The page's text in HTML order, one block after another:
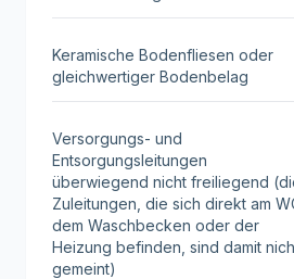
Keramische Bodenfliesen oder
gleichwertiger Bodenbelag
Versorgungs- und
Entsorgungsleitungen
überwiegend nicht freiliegend
Zuleitungen, die sich direkt am
dem Waschbecken oder der
Heizung befinden, sind damit
gemeint)